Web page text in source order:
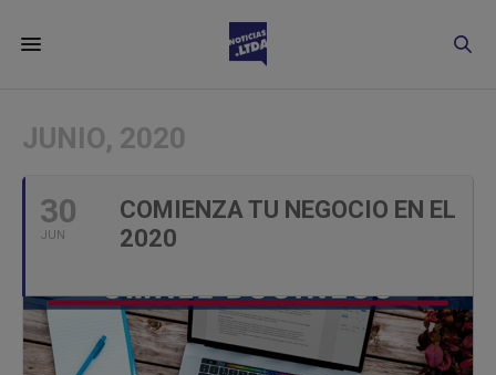
JUNIO, 2020
30
JUN
COMIENZA TU NEGOCIO EN EL
2020